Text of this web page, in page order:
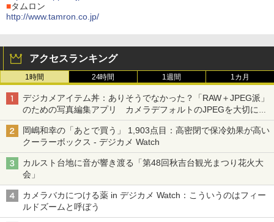
■タムロン
http://www.tamron.co.jp/
アクセスランキング
1時間 24時間 1週間 1カ月
デジカメアイテム丼：ありそうでなかった？「RAW＋JPEG派」
のための写真編集アプリ カメラデフォルトのJPEGを大切にす
る「Filmator」
岡嶋和幸の「あとで買う」 1,903点目：高密閉で保冷効果が高い
クーラーボックス - デジカメ Watch
カルスト台地に音が響き渡る「第48回秋吉台観光まつり花火大
会」
カメラバカにつける薬 in デジカメ Watch：こういうのはフィー
ルドズームと呼ぼう